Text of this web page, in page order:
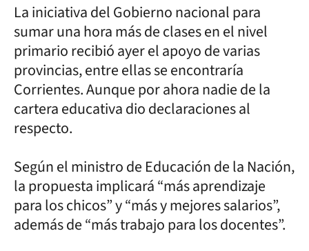
La iniciativa del Gobierno nacional para
sumar una hora más de clases en el nivel
primario recibió ayer el apoyo de varias
provincias, entre ellas se encontraría
Corrientes. Aunque por ahora nadie de la
cartera educativa dio declaraciones al
respecto.
Según el ministro de Educación de la Nación,
la propuesta implicará “más aprendizaje
para los chicos” y “más y mejores salarios”,
además de “más trabajo para los docentes”.